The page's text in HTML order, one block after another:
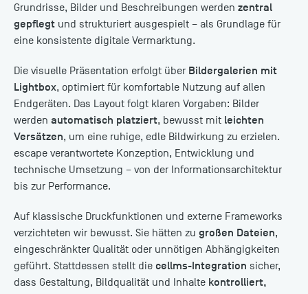
Grundrisse, Bilder und Beschreibungen werden zentral
gepflegt und strukturiert ausgespielt – als Grundlage für
eine konsistente digitale Vermarktung.
Die visuelle Präsentation erfolgt über Bildergalerien mit
Lightbox, optimiert für komfortable Nutzung auf allen
Endgeräten. Das Layout folgt klaren Vorgaben: Bilder
werden automatisch platziert, bewusst mit leichten
Versätzen, um eine ruhige, edle Bildwirkung zu erzielen.
escape verantwortete Konzeption, Entwicklung und
technische Umsetzung – von der Informationsarchitektur
bis zur Performance.
Auf klassische Druckfunktionen und externe Frameworks
verzichteten wir bewusst. Sie hätten zu großen Dateien,
eingeschränkter Qualität oder unnötigen Abhängigkeiten
geführt. Stattdessen stellt die cellms-Integration sicher,
dass Gestaltung, Bildqualität und Inhalte kontrolliert,